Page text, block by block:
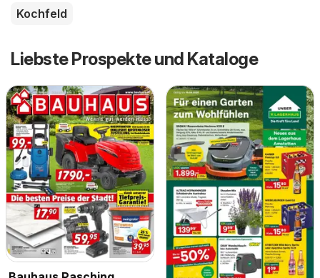
Kochfeld
Liebste Prospekte und Kataloge